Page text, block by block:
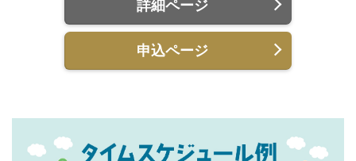
詳細ページ
申込ページ